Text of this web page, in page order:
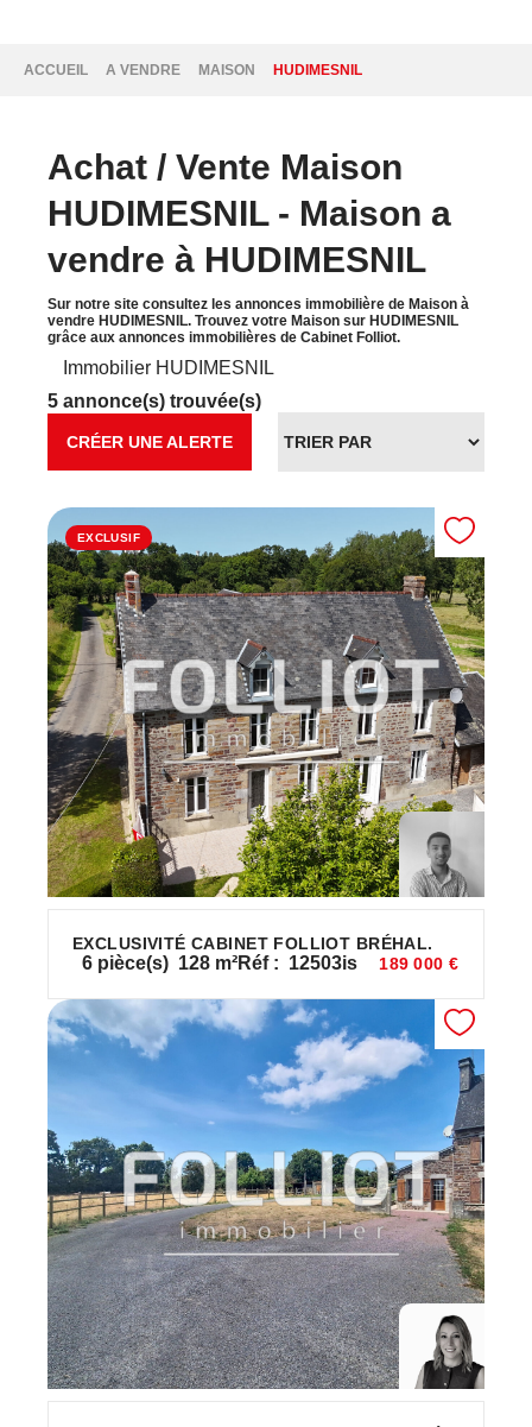
ACCUEIL A VENDRE MAISON HUDIMESNIL
Achat / Vente Maison
HUDIMESNIL - Maison a
vendre à HUDIMESNIL
Sur notre site consultez les annonces immobilière de Maison à
vendre HUDIMESNIL. Trouvez votre Maison sur HUDIMESNIL
grâce aux annonces immobilières de Cabinet Folliot.
Immobilier HUDIMESNIL
5 annonce(s) trouvée(s)
CRÉER UNE ALERTE
EXCLUSIF
EXCLUSIVITÉ CABINET FOLLIOT BRÉHAL.
6 pièce(s) 128 m²Réf : 12503is 189 000 €